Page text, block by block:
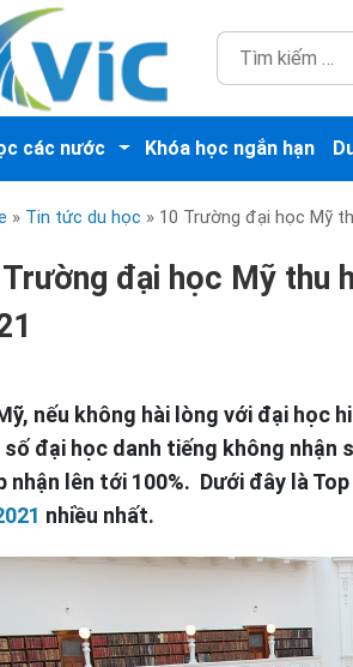
các nước Khóa học ngắn hạn
» Tin tức du học » 10 Trường đại học Mỹ
đại học Mỹ thu
nếu không hài lòng với đại học
đại học danh tiếng không nhận
nhận lên tới 100%. Dưới đây là
nhiều nhất.